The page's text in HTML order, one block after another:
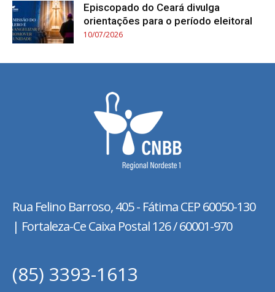
Episcopado do Ceará divulga
orientações para o período eleitoral
10/07/2026
Rua Felino Barroso, 405 - FátimaCEP 60050-130
| Fortaleza-Ce Caixa Postal 126 / 60001-970
(85) 3393-1613